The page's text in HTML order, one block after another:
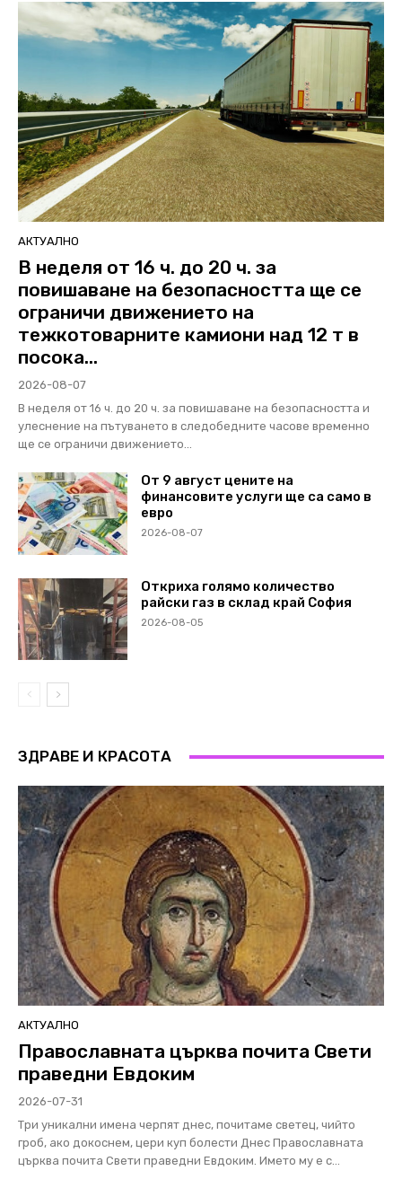
АКТУАЛНО
В неделя от 16 ч. до 20 ч. за
повишаване на безопасността ще се
ограничи движението на
тежкотоварните камиони над 12 т в
посока...
2026-08-07
В неделя от 16 ч. до 20 ч. за повишаване на безопасността и
улеснение на пътуването в следобедните часове временно
ще се ограничи движението...
От 9 август цените на
финансовите услуги ще са само в
евро
2026-08-07
Откриха голямо количество
райски газ в склад край София
2026-08-05
ЗДРАВЕ И КРАСОТА
АКТУАЛНО
Православната църква почита Свети
праведни Евдоким
2026-07-31
Три уникални имена черпят днес, почитаме светец, чийто
гроб, ако докоснем, цери куп болести Днес Православната
църква почита Свети праведни Евдоким. Името му е с...